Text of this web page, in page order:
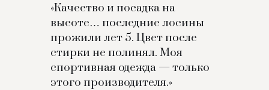
«Качество и посадка на
высоте… последние лосины
прожили лет 5. Цвет после
стирки не полинял. Моя
спортивная одежда — только
этого производителя.»